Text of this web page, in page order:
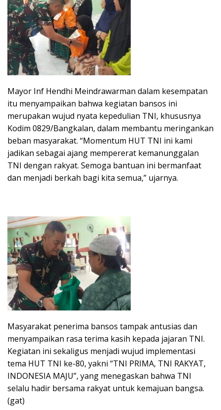
Mayor Inf Hendhi Meindrawarman dalam kesempatan
itu menyampaikan bahwa kegiatan bansos ini
merupakan wujud nyata kepedulian TNI, khususnya
Kodim 0829/Bangkalan, dalam membantu meringankan
beban masyarakat. “Momentum HUT TNI ini kami
jadikan sebagai ajang mempererat kemanunggalan
TNI dengan rakyat. Semoga bantuan ini bermanfaat
dan menjadi berkah bagi kita semua,” ujarnya.
Masyarakat penerima bansos tampak antusias dan
menyampaikan rasa terima kasih kepada jajaran TNI.
Kegiatan ini sekaligus menjadi wujud implementasi
tema HUT TNI ke-80, yakni “TNI PRIMA, TNI RAKYAT,
INDONESIA MAJU”, yang menegaskan bahwa TNI
selalu hadir bersama rakyat untuk kemajuan bangsa.
(gat)